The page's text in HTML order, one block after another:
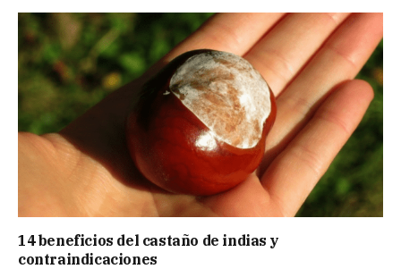
14 beneficios del castaño de indias y
contraindicaciones